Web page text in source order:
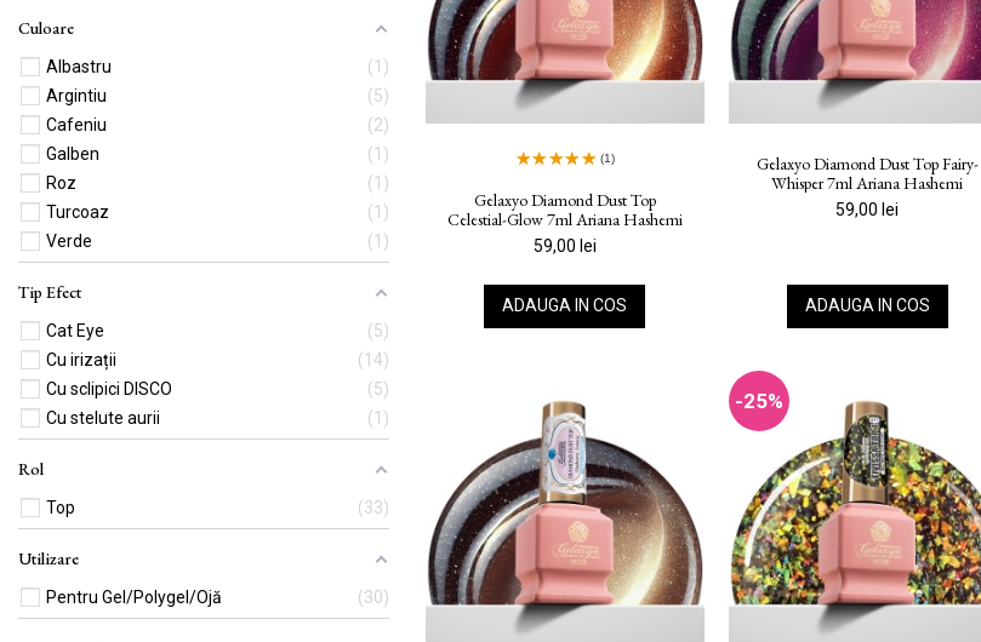
(1)
Gelaxyo Diamond Dust Top
Celestial-Glow 7ml Ariana Hashemi
59,00 lei
ADAUGA IN COS
Gelaxyo Diamond Dust Top Fairy-
Whisper 7ml Ariana Hashemi
59,00 lei
ADAUGA IN COS
-25%
Culoare
Albastru
1
Argintiu
5
Cafeniu
2
Galben
1
Roz
1
Turcoaz
1
Verde
1
Tip Efect
Cat Eye
5
Cu irizații
14
Cu sclipici DISCO
5
Cu stelute aurii
1
Rol
Top 33
Utilizare
Pentru Gel/Polygel/Ojă 30